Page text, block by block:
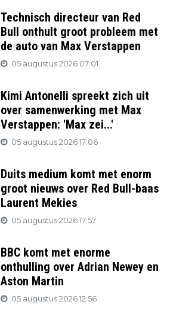
Technisch directeur van Red
Bull onthult groot probleem met
de auto van Max Verstappen
05 augustus 2026 07:01
Kimi Antonelli spreekt zich uit
over samenwerking met Max
Verstappen: 'Max zei...'
05 augustus 2026 17:06
Duits medium komt met enorm
groot nieuws over Red Bull-baas
Laurent Mekies
05 augustus 2026 17:57
BBC komt met enorme
onthulling over Adrian Newey en
Aston Martin
05 augustus 2026 12:56